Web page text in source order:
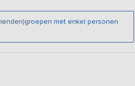
met enkel personen